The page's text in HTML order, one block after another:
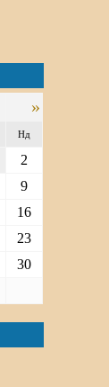
»
Нд
2
9
16
23
30